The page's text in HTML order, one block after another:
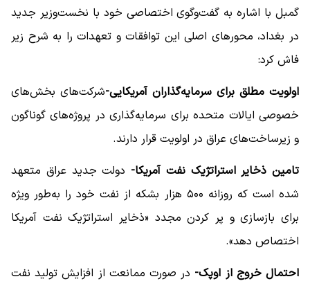
گمبل با اشاره به گفت‌وگوی اختصاصی خود با نخست‌وزیر جدید
در بغداد، محورهای اصلی این توافقات و تعهدات را به شرح زیر
فاش کرد:
اولویت مطلق برای سرمایه‌گذاران آمریکایی-شرکت‌های بخش‌های
خصوصی ایالات متحده برای سرمایه‌گذاری در پروژه‌های گوناگون
و زیرساخت‌های عراق در اولویت قرار دارند.
تامین ذخایر استراتژیک نفت آمریکا- دولت جدید عراق متعهد
شده است که روزانه ۵۰۰ هزار بشکه از نفت خود را به‌طور ویژه
برای بازسازی و پر کردن مجدد «ذخایر استراتژیک نفت آمریکا
اختصاص دهد».
احتمال خروج از اوپک- در صورت ممانعت از افزایش تولید نفت